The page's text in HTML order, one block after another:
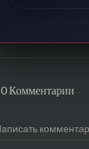
0 Комментарии